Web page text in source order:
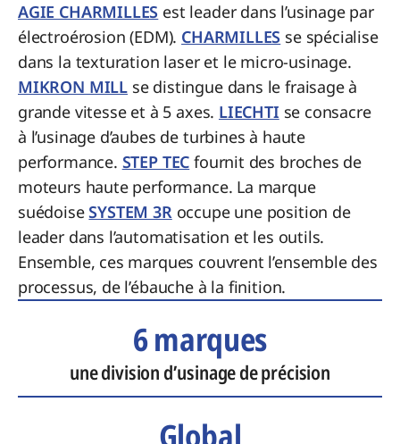
AGIE CHARMILLES est leader dans l’usinage par
électroérosion (EDM). CHARMILLES se spécialise
dans la texturation laser et le micro-usinage.
MIKRON MILL se distingue dans le fraisage à
grande vitesse et à 5 axes. LIECHTI se consacre
à l’usinage d’aubes de turbines à haute
performance. STEP TEC fournit des broches de
moteurs haute performance. La marque
suédoiseSYSTEM 3Roccupe une position de
leader dans l’automatisation et les outils.
Ensemble, ces marques couvrent l’ensemble des
processus, de l’ébauche à la finition.
6 marques
une division d’usinage de précision
Global